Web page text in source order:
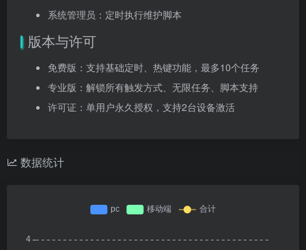
系统管理员：定时执行维护脚本
版本与许可
免费版：支持基础定时、热键功能，最多10个任务
专业版：解锁所有触发方式、无限任务、脚本支持
许可证：单用户永久授权，支持2台设备激活
数据统计